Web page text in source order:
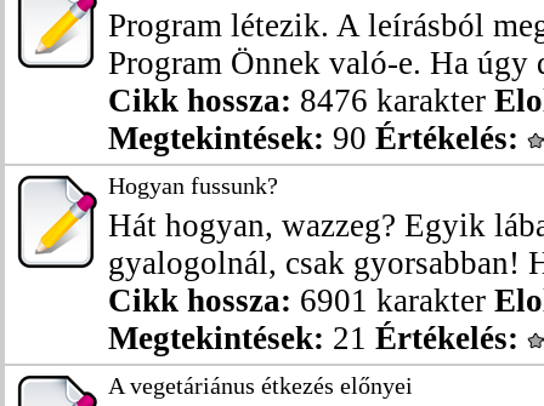
Program létezik. A leírásból
Program Önnek való-e. Ha úgy
Cikk hossza: 8476 karakter
Megtekintések: 90 Értékelés:
Hogyan fussunk?
Hát hogyan, wazzeg? Egyik
gyalogolnál, csak gyorsabban!
Cikk hossza: 6901 karakter
Megtekintések: 21 Értékelés:
A vegetáriánus étkezés előnyei